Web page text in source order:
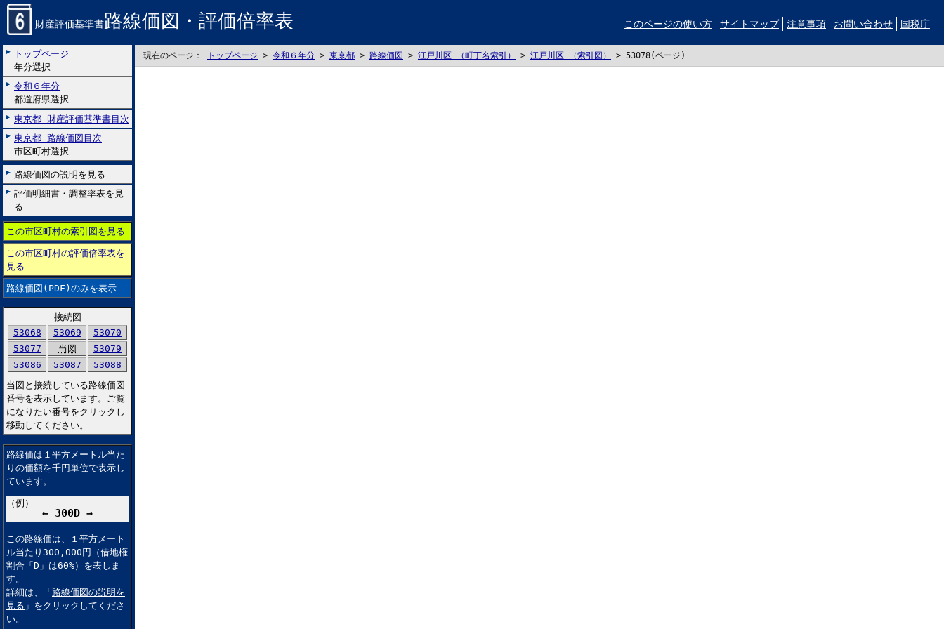
財産評価基準書路線価図・評価倍率表 このページの使い方 サイトマップ 注意事項 お問い合わせ 国税庁
トップページ
年分選択
令和６年分
都道府県選択
東京都 財産評価基準書目次
東京都 路線価図目次
市区町村選択
路線価図の説明を見る
評価明細書・調整率表を見
る
この市区町村の索引図を見る
この市区町村の評価倍率表を
見る
路線価図(PDF)のみを表示
接続図
53068
53069
53070
53077
当図
53079
53086
53087
53088
当図と接続している路線価図
番号を表示しています。ご覧
になりたい番号をクリックし
移動してください。
路線価は１平方メートル当た
りの価額を千円単位で表示し
ています。
（例）
← 300D →
この路線価は、１平方メート
ル当たり300,000円（借地権
割合「D」は60%）を表しま
す。
詳細は、「 路線価図の説明を
見る 」をクリックしてくださ
い。
現在のページ： トップページ > 令和６年分 > 東京都 > 路線価図 > 江戸川区 （町丁名索引） > 江戸川区 （索引図） > 53078(ページ)